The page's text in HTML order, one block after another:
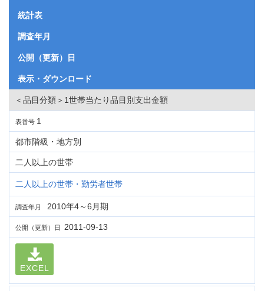
統計表
調査年月
公開（更新）日
表示・ダウンロード
＜品目分類＞1世帯当たり品目別支出金額
表番号 1
都市階級・地方別
二人以上の世帯
二人以上の世帯・勤労者世帯
調査年月 2010年4～6月期
公開（更新）日 2011-09-13
EXCEL